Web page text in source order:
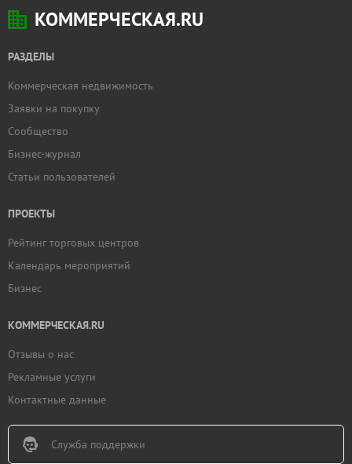
КОММЕРЧЕСКАЯ.RU
РАЗДЕЛЫ
Коммерческая недвижимость
Заявки на покупку
Сообщество
Бизнес-журнал
Статьи пользователей
ПРОЕКТЫ
Рейтинг торговых центров
Календарь мероприятий
Бизнес
КОММЕРЧЕСКАЯ.RU
Отзывы о нас
Рекламные услуги
Контактные данные
Служба поддержки